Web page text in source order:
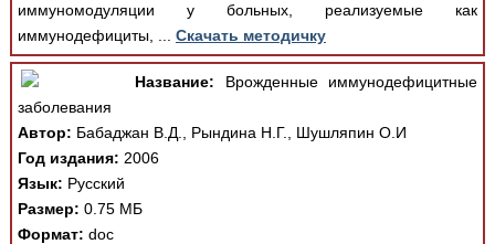
иммуномодуляции у больных, реализуемые как
иммунодефициты, ... Скачать методичку
Название: Врожденные иммунодефицитные
заболевания
Автор: Бабаджан В.Д., Рындина Н.Г., Шушляпин О.И
Год издания: 2006
Язык: Русский
Размер: 0.75 МБ
Формат: doc